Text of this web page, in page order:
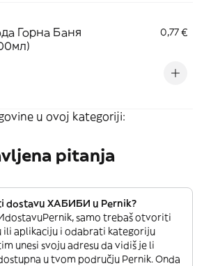
Горна Баня
0,77 €
u ovoj kategoriji:
pitanja
dostavu ХАБИБИ u Pernik?
samo trebaš otvoriti
ili aplikaciju i odabrati kategoriju
unesi svoju adresu da vidiš je li
u tvom području Pernik. Onda